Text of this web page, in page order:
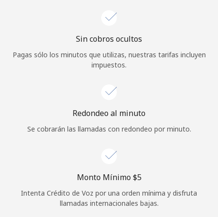
¡Hola!
REGÍSTRATE →
Sin cobros ocultos
Pagas sólo los minutos que utilizas, nuestras tarifas incluyen
impuestos.
Redondeo al minuto
Se cobrarán las llamadas con redondeo por minuto.
Monto Mínimo ⁦$5⁩
Intenta Crédito de Voz por una orden mínima y disfruta
llamadas internacionales bajas.